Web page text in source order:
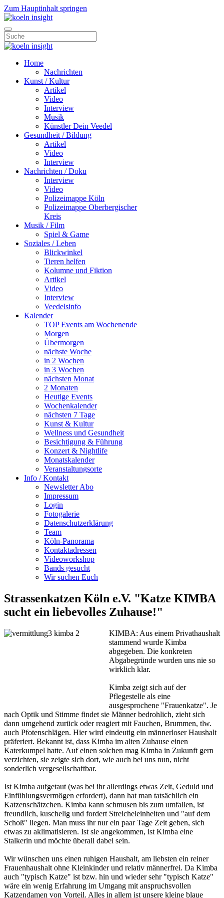
Zum Hauptinhalt springen
Home
Nachrichten
Kunst / Kultur
Artikel
Video
Interview
Musik
Künstler Dein Veedel
Gesundheit / Bildung
Artikel
Video
Interview
Nachrichten / Doku
Interview
Video
Polizeimappe Köln
Polizeimappe Oberbergischer
Kreis
Musik / Film
Spiel & Game
Soziales / Leben
Blickwinkel
Tieren helfen
Kolumne und Fiktion
Artikel
Video
Interview
Veedelsinfo
Kalender
TOP Events am Wochenende
Morgen
Übermorgen
nächste Woche
in 2 Wochen
in 3 Wochen
nächsten Monat
2 Monaten
Heutige Events
Wochenkalender
nächsten 7 Tage
Kunst & Kultur
Wellness und Gesundheit
Besichtigung & Führung
Konzert & Nightlife
Monatskalender
Veranstaltungsorte
Info / Kontakt
Newsletter Abo
Impressum
Login
Fotogalerie
Datenschutzerklärung
Team
Köln-Panorama
Kontaktadressen
Videoworkshop
Bands gesucht
Wir suchen Euch
Strassenkatzen Köln e.V. "Katze KIMBA
sucht ein liebevolles Zuhause!"
KIMBA: Aus einem Privathaushalt
stammend wurde Kimba
abgegeben. Die konkreten
Abgabegründe wurden uns nie so
wirklich klar.
Kimba zeigt sich auf der
Pflegestelle als eine
ausgesprochene "Frauenkatze". Je
nach Optik und Stimme findet sie Männer bedrohlich, zieht sich
dann umgehend zurück oder reagiert mit Fauchen, Brummen, tlw.
auch Pfotenschlägen. Hier wird eindeutig ein männerloser Haushalt
präferiert. Bekannt ist, dass Kimba im alten Zuhause einen
Katerkumpel hatte. Auf einen solchen mag Kimba in Zukunft gern
verzichten, sie zeigte sich dort, wie auch bei uns nun, nicht
sonderlich vergesellschaftbar.
Ist Kimba aufgetaut (was bei ihr allerdings etwas Zeit, Geduld und
Einfühlungsvermögen erfordert), dann hat man tatsächlich ein
Katzenschätzchen. Kimba kann schmusen bis zum umfallen, ist
freundlich, kuschelig und fordert Streicheleinheiten und "auf dem
Schoß" liegen. Man muss ihr nur ein paar Tage Zeit geben, sich
etwas zu aklimatisieren. Ist sie angekommen, ist Kimba eine
Stalkerin und möchte überall dabei sein.
Wir wünschen uns einen ruhigen Haushalt, am liebsten ein reiner
Frauenhaushalt ohne Kleinkinder und relativ männerfrei. Da Kimba
auch "typisch Katze" ist bzw. hin und wieder sehr "typisch Katze"
wäre ein wenig Erfahrung im Umgang mit anspruchsvollen
Katzendamen von Vorteil. Alles in allem ist unsere kleine blaue